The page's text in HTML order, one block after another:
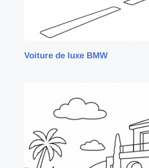
Voiture de luxe BMW